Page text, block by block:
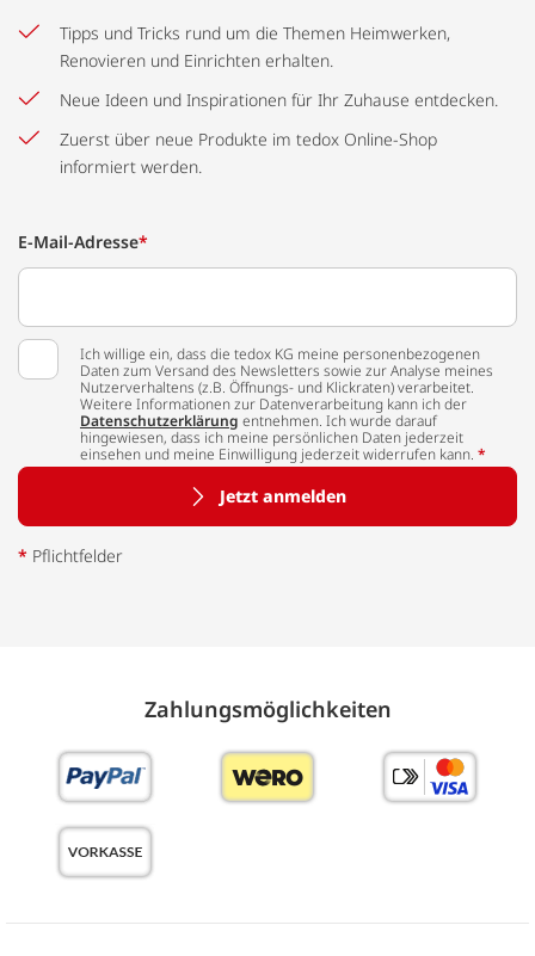
Tipps und Tricks rund um die Themen Heimwerken,
Renovieren und Einrichten erhalten.
Neue Ideen und Inspirationen für Ihr Zuhause entdecken.
Zuerst über neue Produkte im tedox Online-Shop
informiert werden.
E-Mail-Adresse*
Ich willige ein, dass die tedox KG meine personenbezogenen
Daten zum Versand des Newsletters sowie zur Analyse meines
Nutzerverhaltens (z.B. Öffnungs- und Klickraten) verarbeitet.
Weitere Informationen zur Datenverarbeitung kann ich der
Datenschutzerklärung entnehmen. Ich wurde darauf
hingewiesen, dass ich meine persönlichen Daten jederzeit
einsehen und meine Einwilligung jederzeit widerrufen kann. *
Jetzt anmelden
* Pflichtfelder
Zahlungs­möglich­keiten